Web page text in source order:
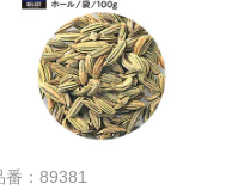
番：89381